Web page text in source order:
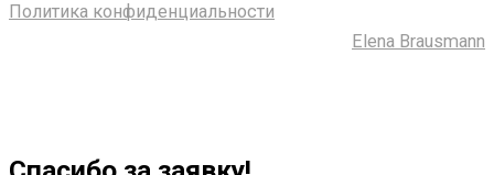
Политика конфиденциальности
Elena Brausmann